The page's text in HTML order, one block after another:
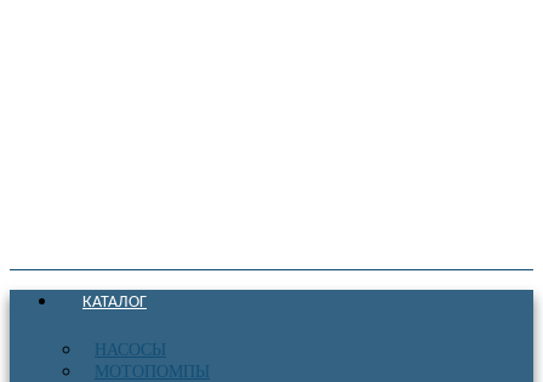
КАТАЛОГ
НАСОСЫ
МОТОПОМПЫ